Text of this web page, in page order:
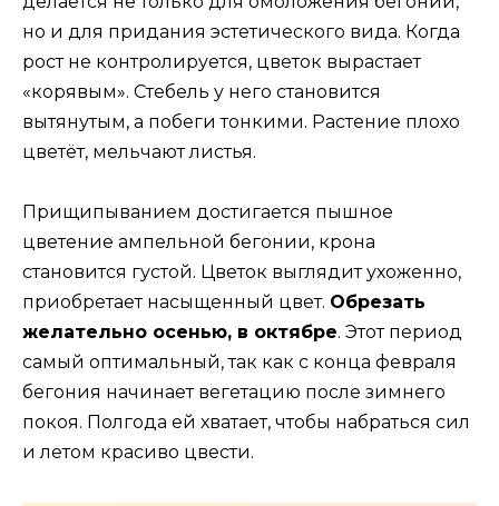
но и для придания эстетического вида. Когда
рост не контролируется, цветок вырастает
«корявым». Стебель у него становится
вытянутым, а побеги тонкими. Растение плохо
цветёт, мельчают листья.
Прищипыванием достигается пышное
цветение ампельной бегонии, крона
становится густой. Цветок выглядит ухоженно,
приобретает насыщенный цвет. Обрезать
желательно осенью, в октябре. Этот период
самый оптимальный, так как с конца февраля
бегония начинает вегетацию после зимнего
покоя. Полгода ей хватает, чтобы набраться сил
и летом красиво цвести.